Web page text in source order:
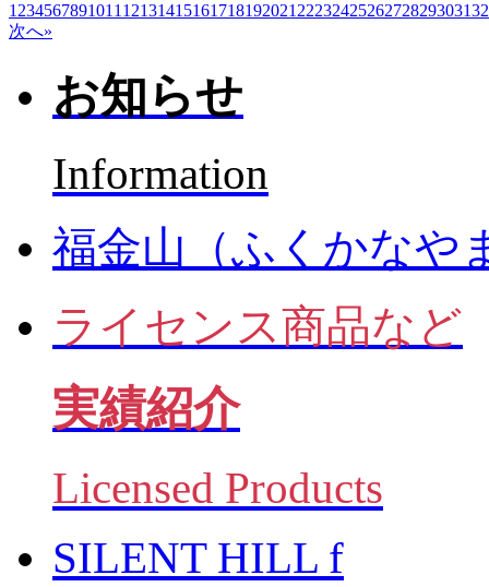
1 234567891011 12131415161718192021 2223242526272829303132
次へ»
お知らせ
Information
福金山（ふくかなや
ライセンス商品など
実績紹介
Licensed Products
SILENT HILL f